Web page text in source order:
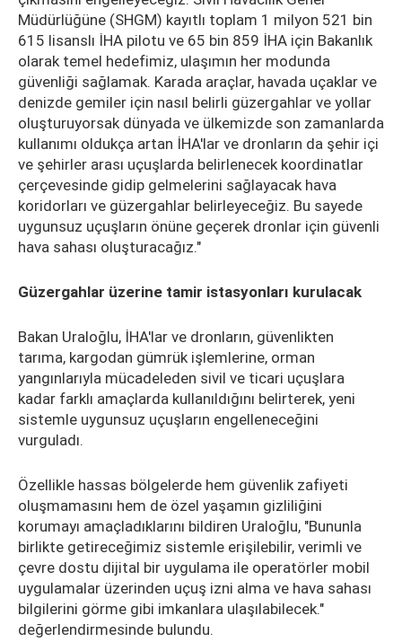
Müdürlüğüne (SHGM) kayıtlı toplam 1 milyon 521 bin
615 lisanslı İHA pilotu ve 65 bin 859 İHA için Bakanlık
olarak temel hedefimiz, ulaşımın her modunda
güvenliği sağlamak. Karada araçlar, havada uçaklar ve
denizde gemiler için nasıl belirli güzergahlar ve yollar
oluşturuyorsak dünyada ve ülkemizde son zamanlarda
kullanımı oldukça artan İHA'lar ve dronların da şehir içi
ve şehirler arası uçuşlarda belirlenecek koordinatlar
çerçevesinde gidip gelmelerini sağlayacak hava
koridorları ve güzergahlar belirleyeceğiz. Bu sayede
uygunsuz uçuşların önüne geçerek dronlar için güvenli
hava sahası oluşturacağız."
Güzergahlar üzerine tamir istasyonları kurulacak
Bakan Uraloğlu, İHA'lar ve dronların, güvenlikten
tarıma, kargodan gümrük işlemlerine, orman
yangınlarıyla mücadeleden sivil ve ticari uçuşlara
kadar farklı amaçlarda kullanıldığını belirterek, yeni
sistemle uygunsuz uçuşların engelleneceğini
vurguladı.
Özellikle hassas bölgelerde hem güvenlik zafiyeti
oluşmamasını hem de özel yaşamın gizliliğini
korumayı amaçladıklarını bildiren Uraloğlu, "Bununla
birlikte getireceğimiz sistemle erişilebilir, verimli ve
çevre dostu dijital bir uygulama ile operatörler mobil
uygulamalar üzerinden uçuş izni alma ve hava sahası
bilgilerini görme gibi imkanlara ulaşılabilecek."
değerlendirmesinde bulundu.